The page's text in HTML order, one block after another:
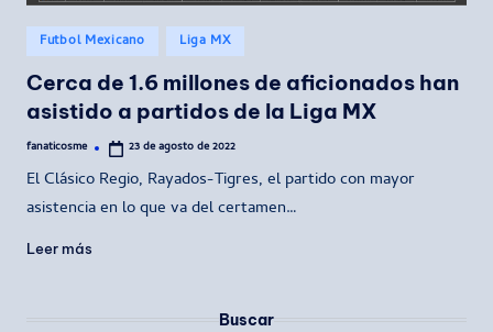
Publicado
en
Futbol Mexicano Liga MX
Cerca de 1.6 millones de aficionados han
asistido a partidos de la Liga MX
Publicado
fanaticosme 23 de agosto de 2022
El Clásico Regio, Rayados-Tigres, el partido con mayor
asistencia en lo que va del certamen…
Leer más
Buscar